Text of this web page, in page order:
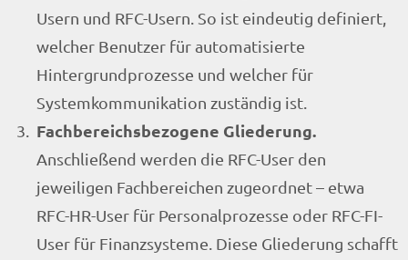
Usern und RFC-Usern. So ist eindeutig definiert,
welcher Benutzer für automatisierte
Hintergrundprozesse und welcher für
Systemkommunikation zuständig ist.
Fachbereichsbezogene Gliederung.
Anschließend werden die RFC-User den
jeweiligen Fachbereichen zugeordnet – etwa
RFC-HR-User für Personalprozesse oder RFC-FI-
User für Finanzsysteme. Diese Gliederung schafft